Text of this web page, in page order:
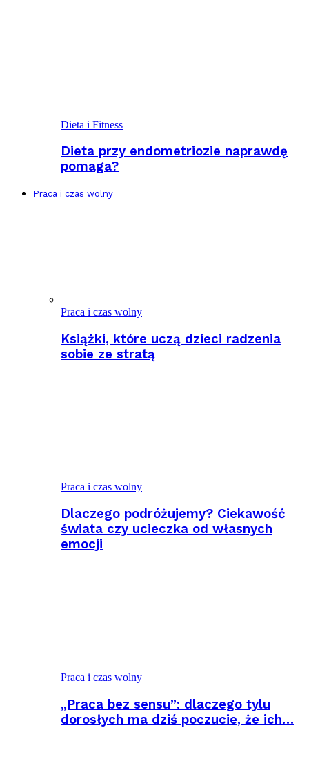
Dieta i Fitness
Dieta przy endometriozie naprawdę
pomaga?
Praca i czas wolny
Praca i czas wolny
Książki, które uczą dzieci radzenia
sobie ze stratą
Praca i czas wolny
Dlaczego podróżujemy? Ciekawość
świata czy ucieczka od własnych
emocji
Praca i czas wolny
„Praca bez sensu”: dlaczego tylu
dorosłych ma dziś poczucie, że ich…